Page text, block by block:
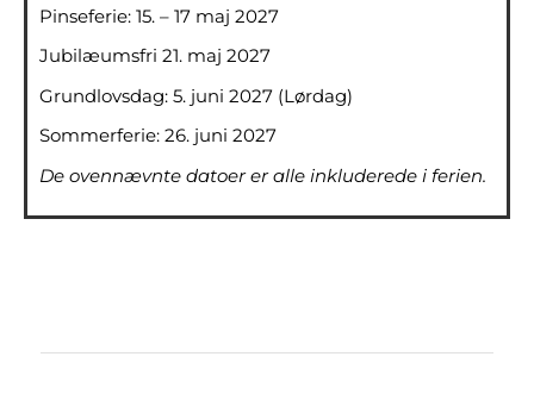
Pinseferie: 15. – 17 maj 2027
Jubilæumsfri 21. maj 2027
Grundlovsdag: 5. juni 2027 (Lørdag)
Sommerferie: 26. juni 2027
De ovennævnte datoer er alle inkluderede i ferien.